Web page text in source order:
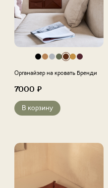
Органайзер на кровать Бренди
7000 ₽
В корзину